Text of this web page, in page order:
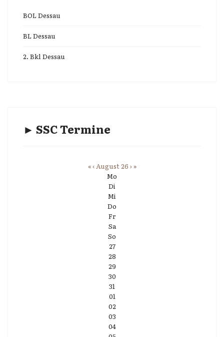
BOL Dessau
BL Dessau
2. Bkl Dessau
► SSC Termine
«‹August 26 ›»
Mo
Di
Mi
Do
Fr
Sa
So
27
28
29
30
31
01
02
03
04